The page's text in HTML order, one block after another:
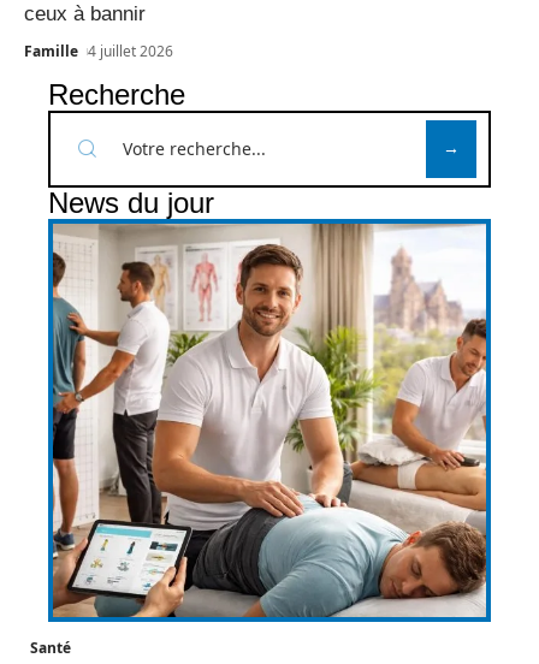
ceux à bannir
Famille 4 juillet 2026
Recherche
News du jour
Santé